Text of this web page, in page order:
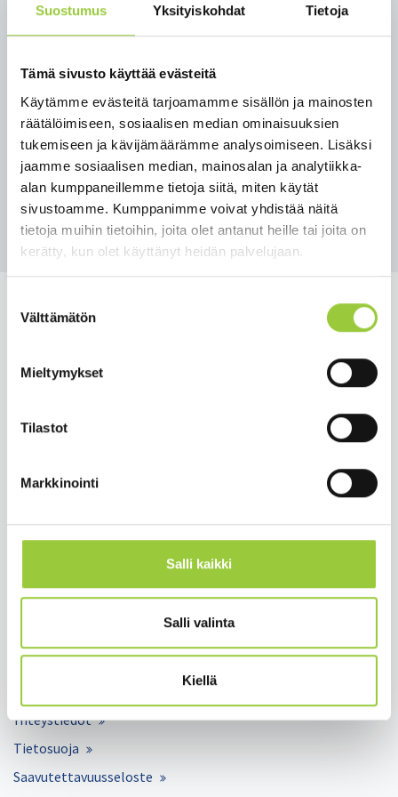
Suostumus Yksityiskohdat Tietoja
Tämä sivusto käyttää evästeitä
Käytämme evästeitä tarjoamamme sisällön ja mainosten
räätälöimiseen, sosiaalisen median ominaisuuksien
tukemiseen ja kävijämäärämme analysoimiseen. Lisäksi
jaamme sosiaalisen median, mainosalan ja analytiikka-
alan kumppaneillemme tietoja siitä, miten käytät
sivustoamme. Kumppanimme voivat yhdistää näitä
tietoja muihin tietoihin, joita olet antanut heille tai joita on
kerätty, kun olet käyttänyt heidän palvelujaan.
valinta
Välttämätön
Mieltymykset
Tilastot
Markkinointi
Salli kaikki
Salli valinta
Kiellä
10.11.2021 klo 9.30 – 10.30 Paltamossa.
Paikkana on valtuustosali, Vaarankyläntie 7, 88300
myös Ristijärvellä ja Hyrynsalmella.
Esittelijöinä opinto-ohjaaja Auli Karhu ja opettaja
Riitta Jalkanen.
Tutustu ohjelmaantästä.
Takaisin tapahtumiin
Salmelankuja 1, 88300 Paltamo
y-tunnus 0188808-0
Matkailu ja vapaa-aika
Kunta ja hallinto
Lomakkeet
Yhteystiedot
Tietosuoja
Saavutettavuusseloste